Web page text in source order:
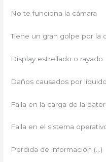
No te funciona la cámara
Tiene un gran golpe por la
Display estrellado o rayado
Daños causados por
Falla en la carga de la
Falla en el sistema
Perdida de información (…)